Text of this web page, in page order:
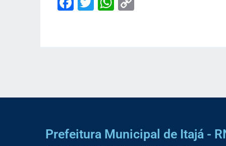
Prefeitura Municipal de Itajá -